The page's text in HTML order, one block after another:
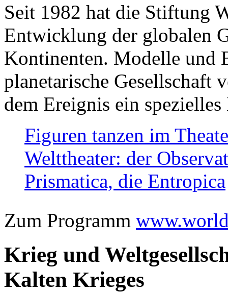
Seit 1982 hat die Stiftung
Entwicklung der globalen
Kontinenten. Modelle und
planetarische Gesellschaft
dem Ereignis ein
Figuren tanzen im
Welttheater: der
Prismatica, die Entropica
Zum Programm
Krieg und
Kalten Krieges